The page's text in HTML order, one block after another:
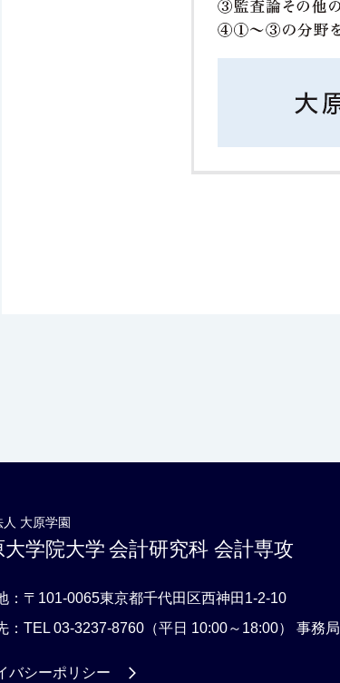
人 大原学園
大学院大学会計研究科 会計専攻
：〒101-0065東京都千代田区西神田1-2-10
：TEL 03-3237-8760 （平日 10:00～18:00） 事務局
バシーポリシー